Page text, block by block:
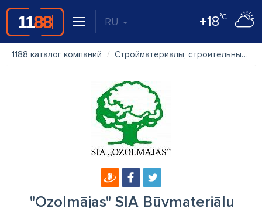
RU +18°C
1188 каталог компаний Стройматериалы, строительные материалы
"Ozolmājas" SIA Būvmateriālu